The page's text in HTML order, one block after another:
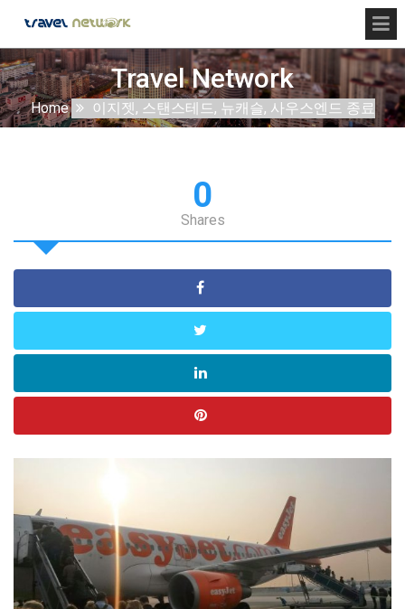
Travel Network
Home 이지젯, 스탠스테드, 뉴캐슬, 사우스엔드 종료
0
Shares